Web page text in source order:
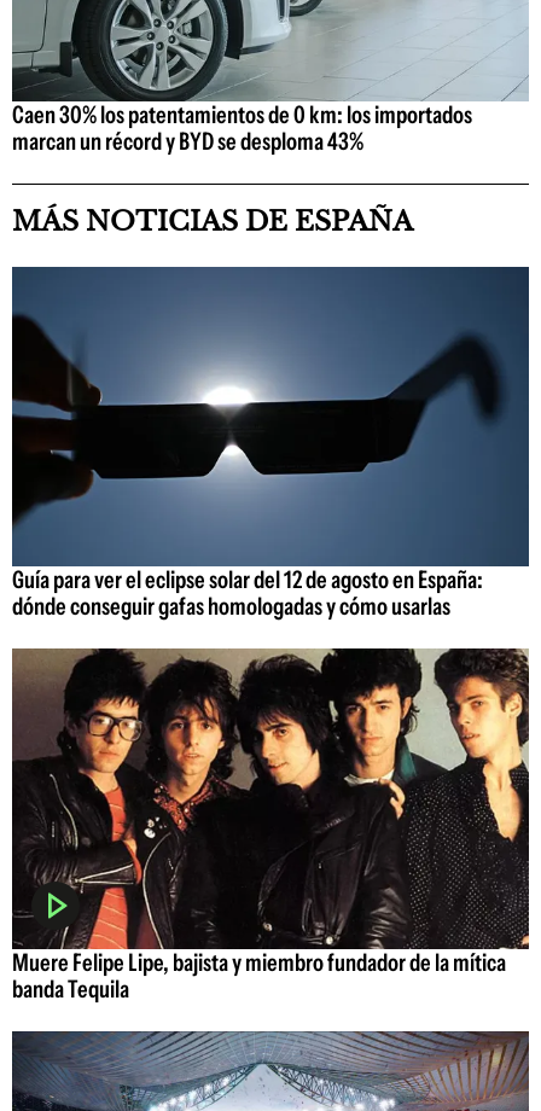
Caen 30% los patentamientos de 0 km: los importados
marcan un récord y BYD se desploma 43%
MÁS NOTICIAS DE ESPAÑA
Guía para ver el eclipse solar del 12 de agosto en España:
dónde conseguir gafas homologadas y cómo usarlas
Muere Felipe Lipe, bajista y miembro fundador de la mítica
banda Tequila